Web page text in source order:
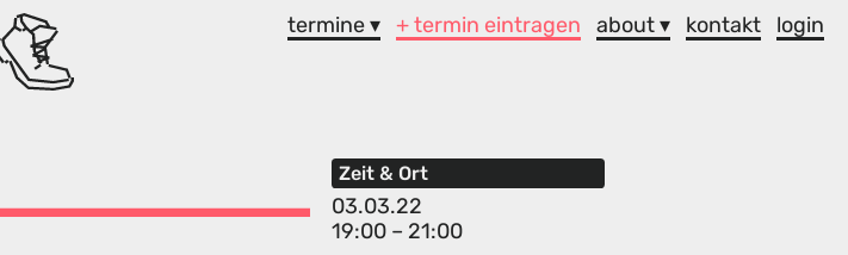
termine ▾ + termin eintragen about ▾ kontakt login
Zeit & Ort
03.03.22
19:00 – 21:00